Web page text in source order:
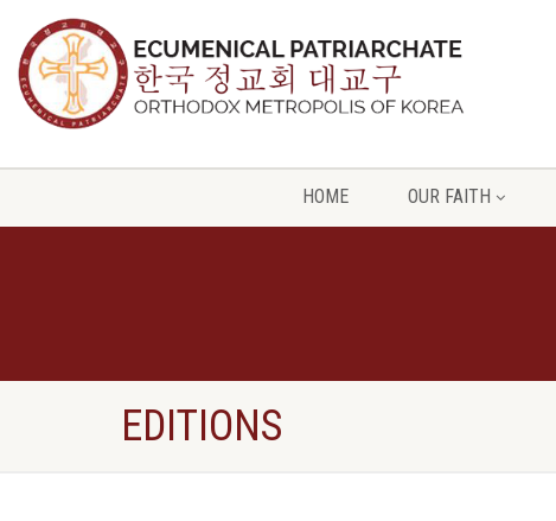
HOME OUR FAITH
EDITIONS